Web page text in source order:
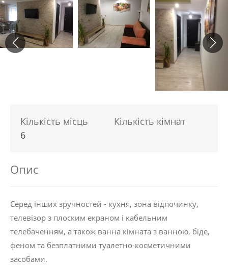
Кількість місць
6
Кількість кімнат
Опис
Серед інших зручностей - кухня, зона відпочинку,
телевізор з плоским екраном і кабельним
телебаченням, а також ванна кімната з ванною, біде,
феном та безплатними туалетно-косметичними
засобами.